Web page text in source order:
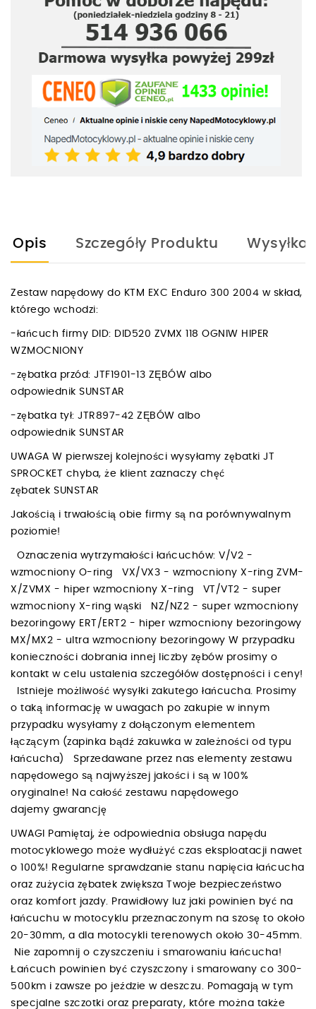
Opis Szczegóły Produktu Wysyłka
Zestaw napędowy do KTM EXC Enduro 300 2004 w skład,
którego wchodzi:
-łańcuch firmy DID: DID520 ZVMX 118 OGNIW HIPER
WZMOCNIONY
-zębatka przód: JTF1901-13 ZĘBÓW albo
odpowiednik SUNSTAR
-zębatka tył: JTR897-42 ZĘBÓW albo
odpowiednik SUNSTAR
UWAGA W pierwszej kolejności wysyłamy zębatki JT
SPROCKET chyba, że klient zaznaczy chęć
zębatek SUNSTAR
Jakością i trwałością obie firmy są na porównywalnym
poziomie!
Oznaczenia wytrzymałości łańcuchów: V/V2 -
wzmocniony O-ring VX/VX3 - wzmocniony X-ring ZVM-
X/ZVMX - hiper wzmocniony X-ring VT/VT2 - super
wzmocniony X-ring wąski NZ/NZ2 - super wzmocniony
bezoringowy ERT/ERT2 - hiper wzmocniony bezoringowy
MX/MX2 - ultra wzmocniony bezoringowy W przypadku
konieczności dobrania innej liczby zębów prosimy o
kontakt w celu ustalenia szczegółów dostępności i ceny!
Istnieje możliwość wysyłki zakutego łańcucha. Prosimy
o taką informację w uwagach po zakupie w innym
przypadku wysyłamy z dołączonym elementem
łączącym (zapinka bądź zakuwka w zależności od typu
łańcucha) Sprzedawane przez nas elementy zestawu
napędowego są najwyższej jakości i są w 100%
oryginalne! Na całość zestawu napędowego
dajemy gwarancję
UWAGI Pamiętaj, że odpowiednia obsługa napędu
motocyklowego może wydłużyć czas eksploatacji nawet
o 100%! Regularne sprawdzanie stanu napięcia łańcucha
oraz zużycia zębatek zwiększa Twoje bezpieczeństwo
oraz komfort jazdy. Prawidłowy luz jaki powinien być na
łańcuchu w motocyklu przeznaczonym na szosę to około
20-30mm, a dla motocykli terenowych około 30-45mm.
Nie zapomnij o czyszczeniu i smarowaniu łańcucha!
Łańcuch powinien być czyszczony i smarowany co 300-
500km i zawsze po jeździe w deszczu. Pomagają w tym
specjalne szczotki oraz preparaty, które można także